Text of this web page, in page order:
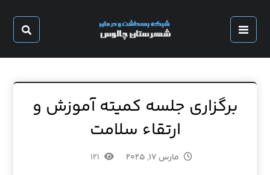
برگزاری جلسه کمیته آموزش و
ارتقاء سلامت
مارس ۱۷, ۲۰۲۵ ۱۲۱